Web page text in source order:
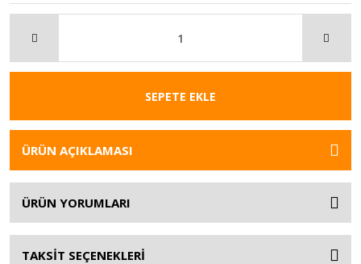
SEPETE EKLE
ÜRÜN AÇIKLAMASI
ÜRÜN YORUMLARI
TAKSİT SEÇENEKLERİ